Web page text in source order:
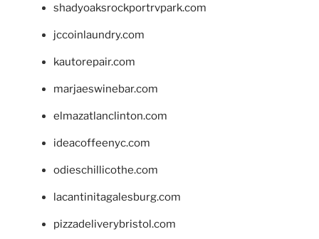
shadyoaksrockportrvpark.com
jccoinlaundry.com
kautorepair.com
marjaeswinebar.com
elmazatlanclinton.com
ideacoffeenyc.com
odieschillicothe.com
lacantinitagalesburg.com
pizzadeliverybristol.com